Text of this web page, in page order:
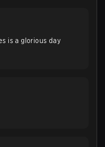
is a glorious day